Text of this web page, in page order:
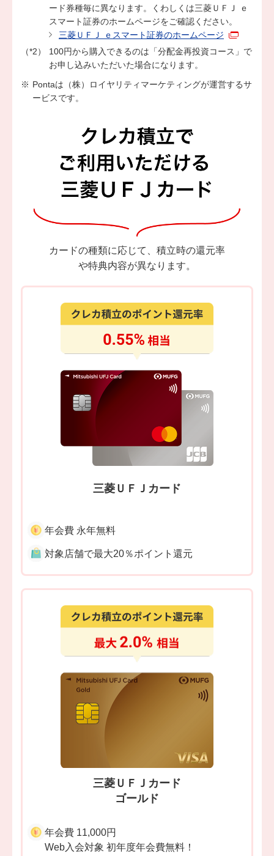
ード券種毎に異なります。くわしくは三菱ＵＦＪ ｅ
スマート証券のホームページをご確認ください。
三菱ＵＦＪ ｅスマート証券のホームページ
100円から購入できるのは「分配金再投資コース」で
お申し込みいただいた場合になります。
Pontaは（株）ロイヤリティマーケティングが運営するサ
ービスです。
カードの種類に応じて、積立時の還元率
や特典内容が異なります。
三菱ＵＦＪカード
年会費 永年無料
対象店舗で最大20％ポイント還元
三菱ＵＦＪカード
ゴールド
年会費 11,000円
Web入会対象 初年度年会費無料！